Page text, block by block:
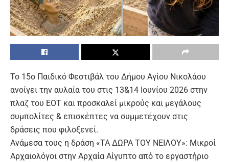
Το 15ο Παιδικό Φεστιβάλ του Δήμου Αγίου Νικολάου
ανοίγει την αυλαία του στις 13&14 Ιουνίου 2026 στην
πλαζ του ΕΟΤ και προσκαλεί μικρούς και μεγάλους
συμπολίτες & επισκέπτες να συμμετέχουν στις
δράσεις που φιλοξενεί.
Ανάμεσα τους η δράση «ΤΑ ΔΩΡΑ ΤΟΥ ΝΕΙΛΟΥ»: Μικροί
Αρχαιολόγοι στην Αρχαία Αίγυπτο από το εργαστήριο